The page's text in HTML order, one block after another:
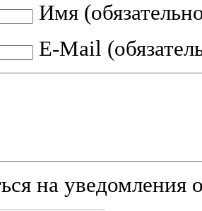
Имя
E-Mail
на уведомления